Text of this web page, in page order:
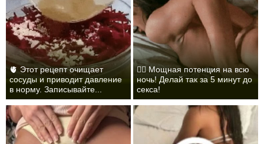
🫀 Этот рецепт очищает
сосуды и приводит давление
в норму. Записывайте...
❤️‍🔥 Мощная потенция на всю
ночь! Делай так за 5 минут до
секса!